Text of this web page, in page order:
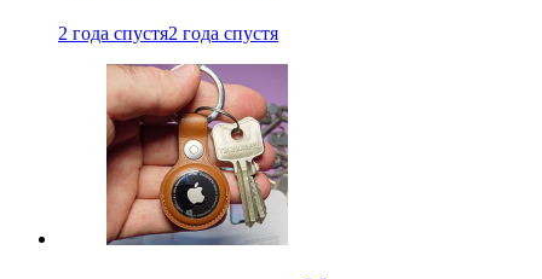
2 года спустя2 года спустя